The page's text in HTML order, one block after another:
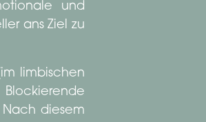
und
ans Ziel zu
limbischen
diesem